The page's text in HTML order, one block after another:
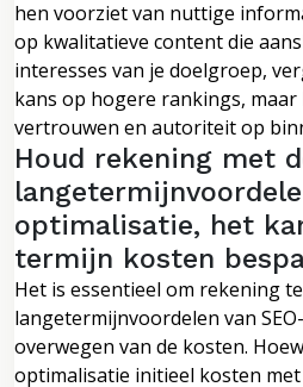
hen voorziet van nuttige
op kwalitatieve content die
interesses van je doelgroep,
kans op hogere rankings,
vertrouwen en autoriteit op
Houd rekening met
optimalisatie, het
termijn kosten
Het is essentieel om rekening
langetermijnvoordelen van
overwegen van de kosten.
optimalisatie initieel kosten